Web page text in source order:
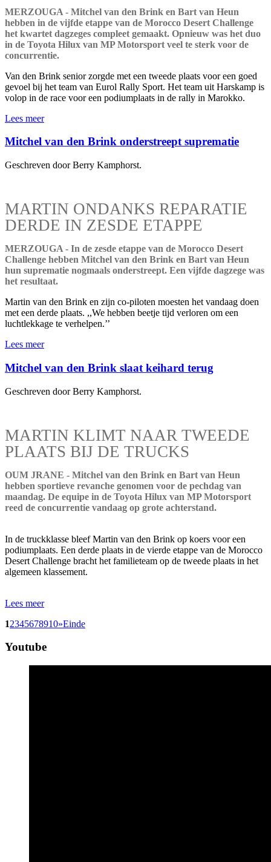
MERZOUGA - Mitchel van den Brink en Bart van Heun
hebben in de vijfde etappe van de Morocco Desert Challenge
het kwartet dagzeges compleet gemaakt. Opnieuw was het duo
in de Toyota Hilux van MP Motorsport veel te sterk voor de
concurrentie.
Van den Brink senior zorgde met een tweede plaats voor een goed
gevoel bij het team van Eurol Rally Sport. Het team uit Harskamp is
volop in de race voor een podiumplaats in de rally in Marokko.
Lees meer
Mitchel van den Brink onderstreept suprematie
Geschreven door Berry Kamphorst.
MARTIN ONDANKS REPARATIE
DERDE IN ZESDE ETAPPE
MERZOUGA - In de zesde etappe van de Morocco Desert
Challenge hebben Mitchel van den Brink en Bart van Heun
hun suprematie nogmaals onderstreept. Een vijfde dagzege was
het resultaat.
Martin van den Brink en zijn co-piloten moesten het vandaag doen
met een derde plaats. ,,We hebben beetje tijd verloren om een
luchtlekkage te verhelpen.’’
Lees meer
Mitchel van den Brink slaat keihard terug
Geschreven door Berry Kamphorst.
MARTIN KLIMT NAAR TWEEDE
PLAATS BIJ DE TRUCKS
OUM JRANE - Mitchel van den Brink en Bart van Heun
hebben sportieve revanche genomen voor de pechdag van
maandag. De equipe in de Toyota Hilux van MP Motorsport
reed de concurrentie vandaag op grote achterstand.
In de truckklasse bleef Martin van den Brink op koers voor een
podiumplaats. Een derde plaats in de vierde etappe van de Morocco
Desert Challenge bracht het familieteam op de tweede plaats in het
algemeen klassement.
Lees meer
12345678910»Einde
Youtube